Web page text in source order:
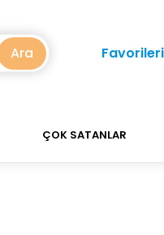
TL Üzeri
Ara
ÇOK SATANLAR